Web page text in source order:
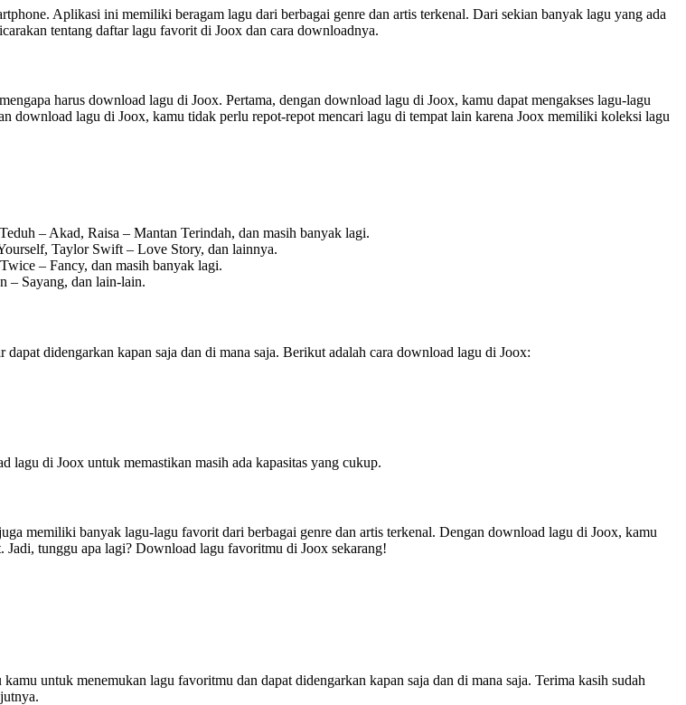
Aplikasi ini memiliki beragam lagu dari berbagai genre dan artis terkenal. Dari sekian banyak lagu yang ada
tentang daftar lagu favorit di Joox dan cara downloadnya.
harus download lagu di Joox. Pertama, dengan download lagu di Joox, kamu dapat mengakses lagu-lagu
download lagu di Joox, kamu tidak perlu repot-repot mencari lagu di tempat lain karena Joox memiliki koleksi lagu
– Akad, Raisa – Mantan Terindah, dan masih banyak lagi.
Taylor Swift – Love Story, dan lainnya.
– Fancy, dan masih banyak lagi.
– Sayang, dan lain-lain.
didengarkan kapan saja dan di mana saja. Berikut adalah cara download lagu di Joox:
lagu di Joox untuk memastikan masih ada kapasitas yang cukup.
memiliki banyak lagu-lagu favorit dari berbagai genre dan artis terkenal. Dengan download lagu di Joox, kamu
Jadi, tunggu apa lagi? Download lagu favoritmu di Joox sekarang!
untuk menemukan lagu favoritmu dan dapat didengarkan kapan saja dan di mana saja. Terima kasih sudah